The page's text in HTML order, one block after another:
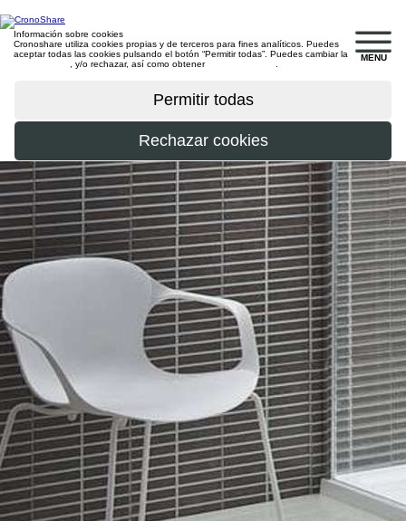
MENU
Información sobre cookies
Cronoshare utiliza cookies propias y de terceros para fines analíticos. Puedes
aceptar todas las cookies pulsando el botón “Permitir todas”. Puedes cambiar la
, y/o rechazar, así como obtener